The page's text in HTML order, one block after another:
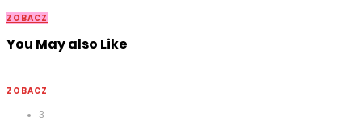
ZOBACZ
You May also Like
ZOBACZ
3